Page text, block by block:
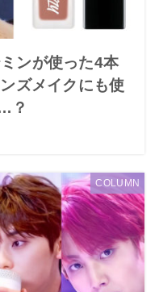
ンが使った4本
ズメイクにも使
？
COLUMN